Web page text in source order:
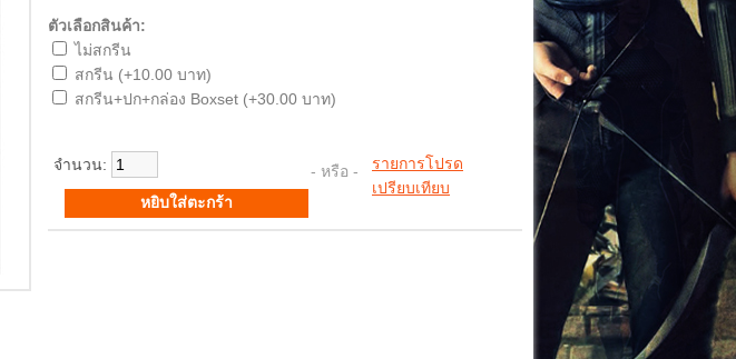
ตัวเลือกสินค้า:
ไม่สกรีน
สกรีน (+10.00 บาท)
สกรีน+ปก+กล่อง Boxset (+30.00 บาท)
จำนวน: - หรือ - รายการโปรด
เปรียบเทียบ